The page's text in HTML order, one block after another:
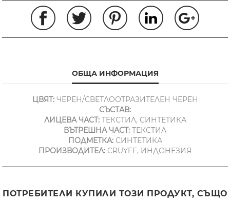
ОБЩА ИНФОРМАЦИЯ
ЦВЯТ:ЧЕРЕН/СВЕТЛООТРАЗИТЕЛЕН ЧЕРЕН
СЪСТАВ:
ЛИЦЕВА ЧАСТ:ТЕКСТИЛ, СИНТЕТИКА
ВЪТРЕШНА ЧАСТ: ТЕКСТИЛ
ПОДМЕТКА:СИНТЕТИКА
ПРОИЗВОДИТЕЛ: CRUYFF, ИНДОНЕЗИЯ
ПОТРЕБИТЕЛИ КУПИЛИ ТОЗИ ПРОДУКТ, СЪЩО